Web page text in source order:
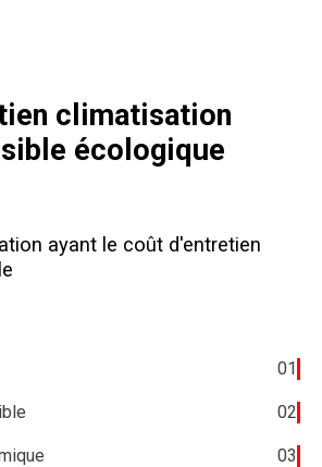
climatisation
écologique
ayant le coût d'entretien
01
02
03